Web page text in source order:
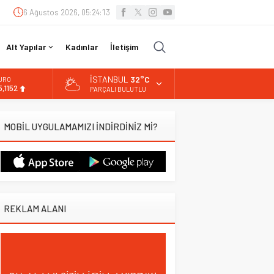
6 Ağustos 2026, 05:24:14
Alt Yapılar Kadınlar İletişim
İSTANBUL 32°C
PARÇALI BULUTLU
MOBİL UYGULAMAMIZI İNDİRDİNİZ Mİ?
REKLAM ALANI